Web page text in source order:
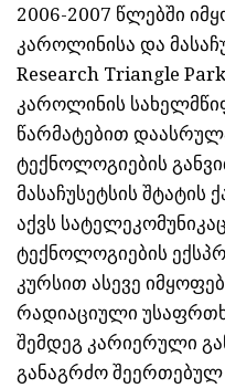
2006-2007 წლებში
კაროლინისა და
Research Triangle
კაროლინის
წარმატებით
ტექნოლოგიების
მასაჩუსეტსის
აქვს
ტექნოლოგიების
კურსით ასევე
რადიაციული
შემდეგ კარიერული
განაგრძო შეერთებულ